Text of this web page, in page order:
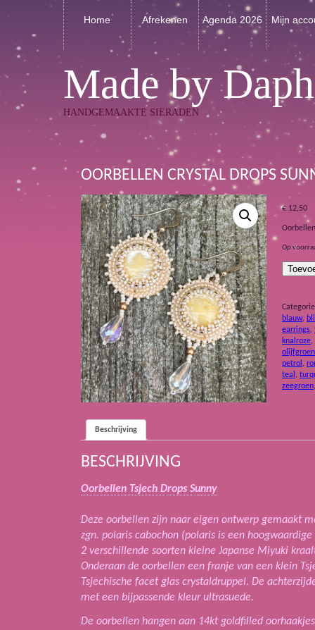
Home Afrekenen Agenda 2026 Mijn
Made by
HANDGEMAAKTE SIERADEN
OORBELLEN CRYSTAL DROPS
€ 12,50
Op
Oorbellen
Crystal
aantal
blauw,
earrings,
knalroze,
olijfgroen
petrol ,
teal ,
zeegroen
Beschrijving
BESCHRIJVING
Oorbellen Tsjech Drops Sunny
Deze oorbellen zijn naar eigen ontwerp gemaakt
zgn. polaris cabochon (polaris is een
2 verschillende soorten kleine Japanse Miyuki
Onderaan de oorbellen een franje van een klein
Tsjechische facet glas crystaldruppel. De
met een bijpassende kleur ultrasuede.
De oorbellen hangen aan 14kt goldfilled